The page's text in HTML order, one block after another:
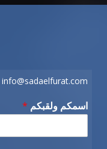
info@sadaelfurat.com
اسمكم ولقبكم *